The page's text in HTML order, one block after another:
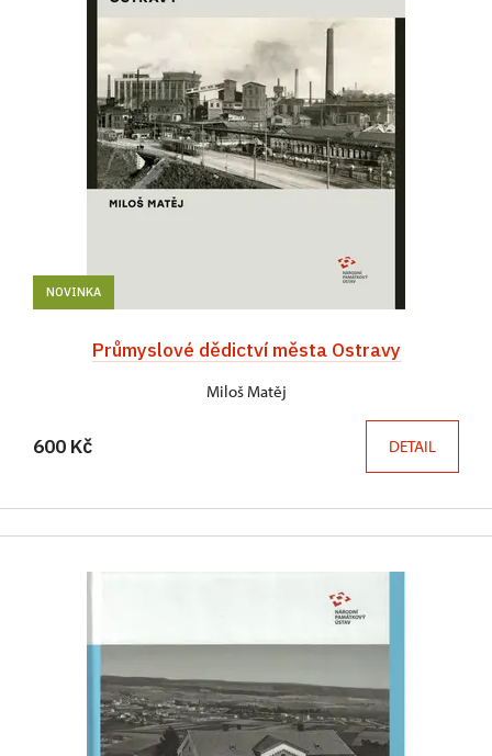
NOVINKA
Průmyslové dědictví města Ostravy
Miloš Matěj
600 Kč DETAIL